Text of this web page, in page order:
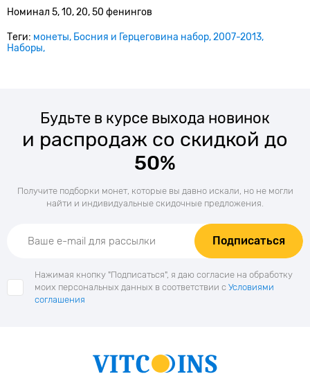
Номинал 5, 10, 20, 50 фенингов
Теги: монеты Босния и Герцеговина набор 2007-2013
Наборы
Будьте в курсе выхода новинок
и распродаж со скидкой до
50%
Получите подборки монет, которые вы давно искали, но не могли
найти и индивидуальные скидочные предложения.
Подписаться
Нажимая кнопку "Подписаться", я даю согласие на обработку
моих персональных данных в соответствии с Условиями
соглашения